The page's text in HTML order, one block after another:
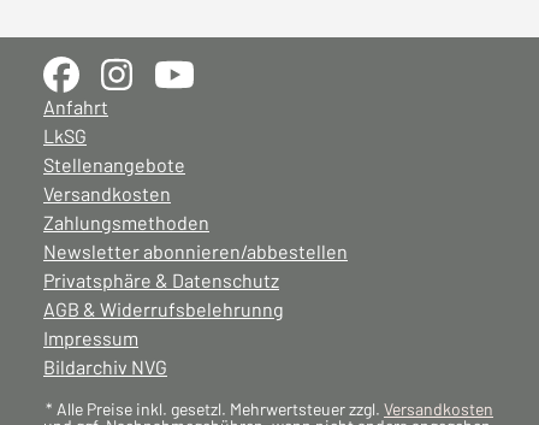
Anfahrt
LkSG
Stellenangebote
Versandkosten
Zahlungsmethoden
Newsletter abonnieren/abbestellen
Privatsphäre & Datenschutz
AGB & Widerrufsbelehrunng
Impressum
Bildarchiv NVG
* Alle Preise inkl. gesetzl. Mehrwertsteuer zzgl. Versandkosten